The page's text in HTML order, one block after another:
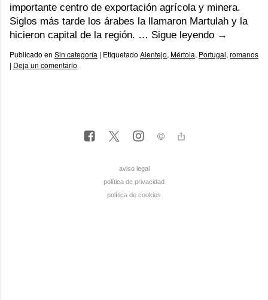
importante centro de exportación agrícola y minera.
Siglos más tarde los árabes la llamaron Martulah y la
hicieron capital de la región. … Sigue leyendo →
Publicado en Sin categoría | Etiquetado Alentejo, Mértola, Portugal, romanos
| Deja un comentario
aviso legal
política de privacidad
política de cookies